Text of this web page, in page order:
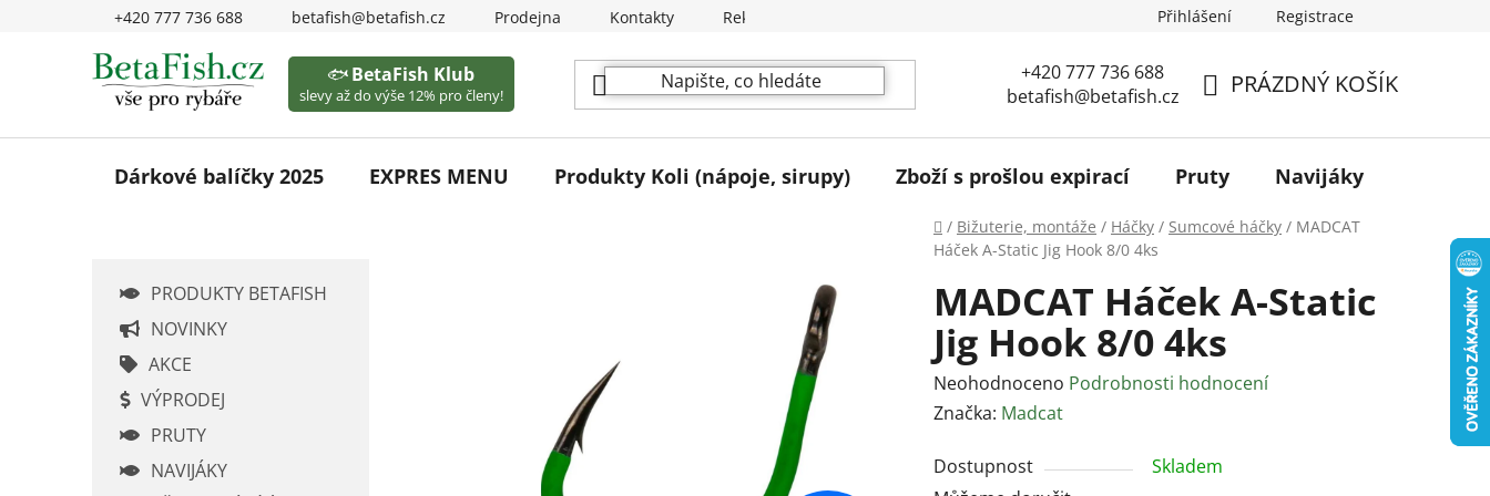
+420 777 736 688 betafish@betafish.cz Prodejna Kontakty Reklamační podmínky Přihlášení Registrace
KOŠÍK
PRÁZDNÝ KOŠÍK
+420 777 736 688
betafish@betafish.cz
🐟BetaFish Klub
slevy až do výše 12% pro členy!
Dárkové balíčky 2025 EXPRES MENU Produkty Koli (nápoje, sirupy) Zboží s prošlou expirací Pruty Navijáky
Domů
/ Bižuterie, montáže / Háčky / Sumcové háčky / MADCAT
Háček A-Static Jig Hook 8/0 4ks
PRODUKTY BETAFISH
NOVINKY
AKCE
VÝPRODEJ
PRUTY
NAVIJÁKY
MADCAT Háček A-Static
Jig Hook 8/0 4ks
Průměrné
hodnocení
je
Neohodnoceno Podrobnosti hodnocení
Značka: Madcat
Dostupnost
Skladem